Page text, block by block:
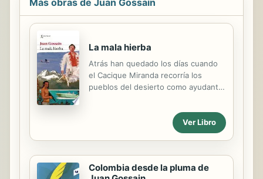
La mala hierba
Atrás han quedado los días cuando
el Cacique Miranda recorría los
pueblos del desierto como ayudante
palacete a orillas del mar, en cuartos
pintados con polvo de oro importado
de las Filipinas y forrados en tapetes
enorme fortuna tiene nombre propio:
la exportación ilegal de marihuana a
Ver Libro
Colombia desde la pluma de